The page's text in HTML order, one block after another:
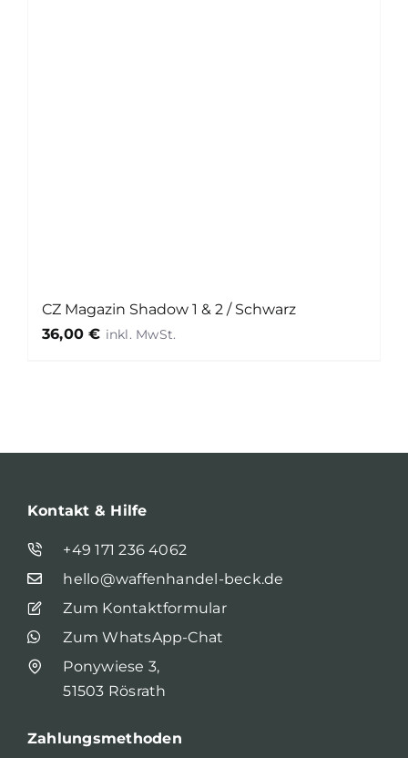
CZ Magazin Shadow 1 & 2 / Schwarz
36,00€
Kontakt & Hilfe
+49 171 236 4062
hello@waffenhandel-beck.de
Zum Kontaktformular
Zum WhatsApp-Chat
Ponywiese 3,
51503 Rösrath
Zahlungsmethoden